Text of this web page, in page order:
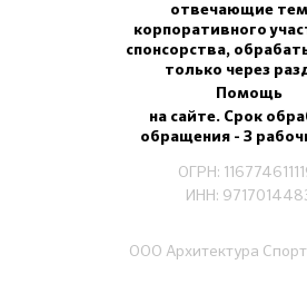
отвечающие
корпоративного
спонсорства,
только через
Помощь
на сайте. Срок
обращения - 3
ОГРН:
ИНН:
ООО Архитектура